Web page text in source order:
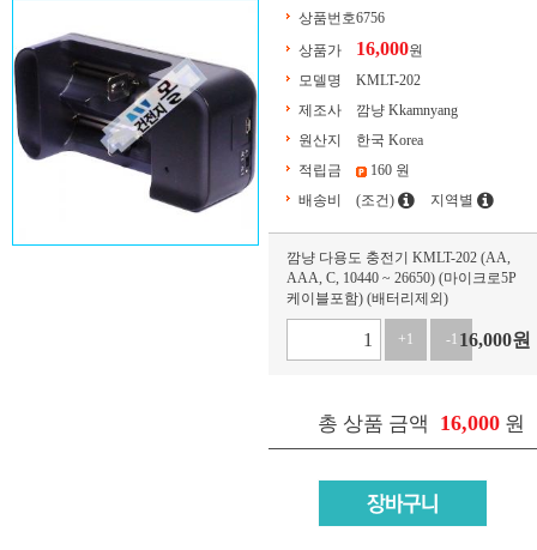
상품번호6756
상품가
16,000원
모델명
KMLT-202
제조사
깜냥 Kkamnyang
원산지
한국 Korea
적립금
160 원
배송비
(조건) 지역별
깜냥 다용도 충전기 KMLT-202 (AA,
AAA, C, 10440 ~ 26650) (마이크로5P
케이블포함) (배터리제외)
+1 -1 16,000원
총 상품 금액 16,000 원